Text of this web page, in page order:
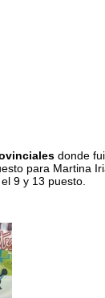
donde
para Martina
9 y 13 puesto.